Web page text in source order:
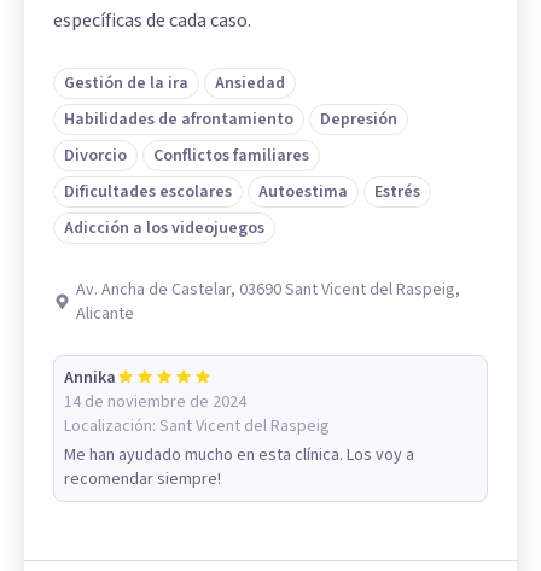
específicas de cada caso.
Gestión de la ira
Ansiedad
Habilidades de afrontamiento
Depresión
Divorcio
Conflictos familiares
Dificultades escolares
Autoestima
Estrés
Adicción a los videojuegos
Av. Ancha de Castelar, 03690 Sant Vicent del Raspeig,
Alicante
Annika
14 de noviembre de 2024
Localización: Sant Vicent del Raspeig
Me han ayudado mucho en esta clínica. Los voy a
recomendar siempre!